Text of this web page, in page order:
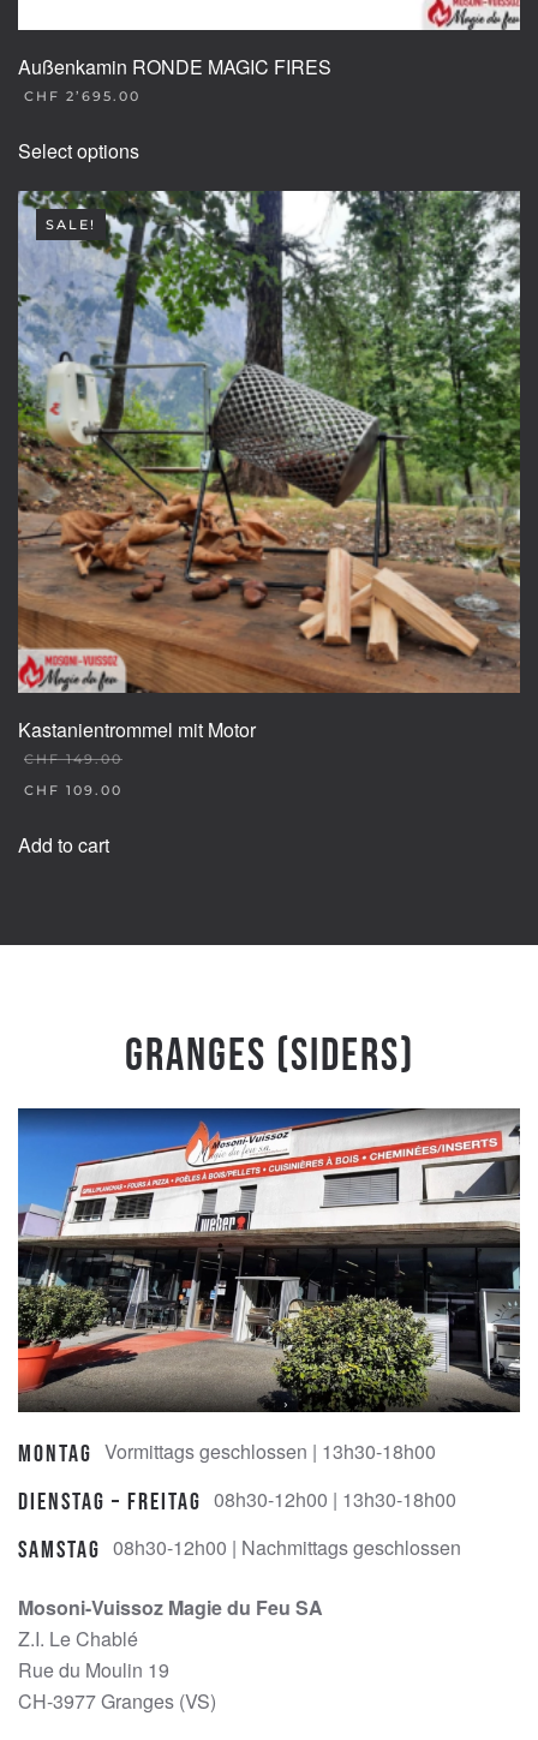
Außenkamin RONDE MAGIC FIRES
CHF 2’695.00
Select optionsproduct
has
multiple
variants.
The
options
may
be
chosen
on
the
product
page
SALE!
Kastanientrommel mit Motor
CHF149.00
ORIGINAL
CHF 149.00.
CHF 109.00
IS:
Add to cart
Granges (Siders)
Montag Vormittags geschlossen | 13h30-18h00
Dienstag – Freitag 08h30-12h00 | 13h30-18h00
Samstag 08h30-12h00 | Nachmittags geschlossen
Mosoni-Vuissoz Magie du Feu SA
Z.I. Le Chablé
Rue du Moulin 19
CH-3977 Granges (VS)